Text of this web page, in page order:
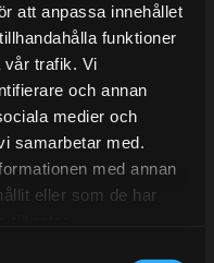
att anpassa innehållet
funktioner
vår trafik. Vi
och annan
medier och
samarbetar med.
med annan
eller som de har